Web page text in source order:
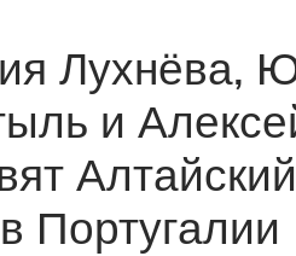
Лухнёва,
и
Португалии